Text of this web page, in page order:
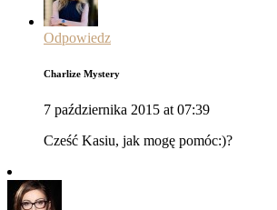
Odpowiedz
Charlize Mystery
7 października 2015 at 07:39
Cześć Kasiu, jak mogę pomóc:)?